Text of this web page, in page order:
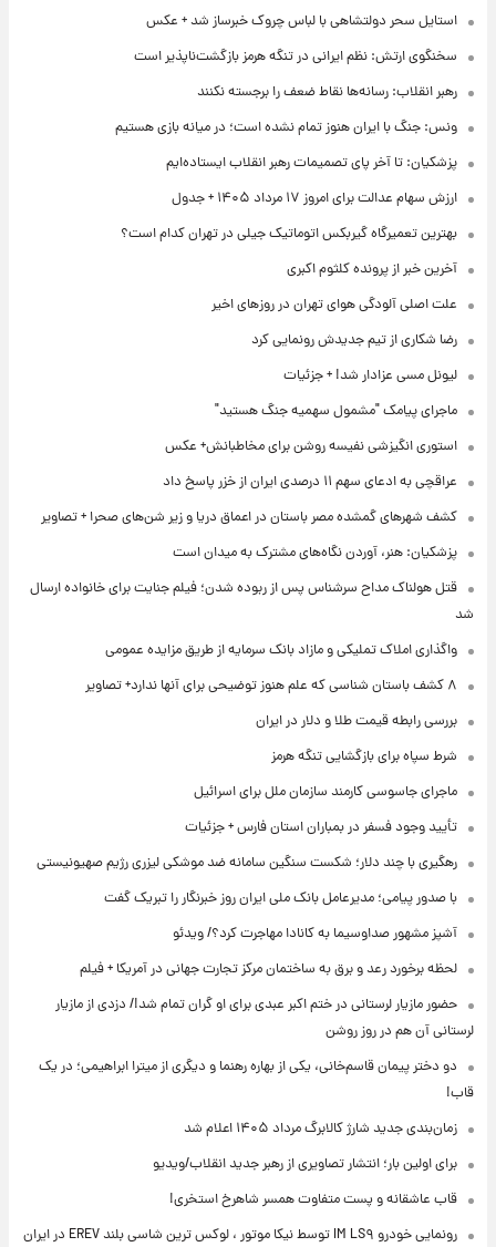
استایل سحر دولتشاهی با لباس چروک خبرساز شد + عکس
سخنگوی ارتش: نظم ایرانی در تنگه هرمز بازگشت‌ناپذیر است
رهبر انقلاب: رسانه‌ها نقاط ضعف را برجسته نکنند
ونس: جنگ با ایران هنوز تمام نشده است؛ در میانه بازی هستیم
پزشکیان: تا آخر پای تصمیمات رهبر انقلاب ایستاده‌ایم
ارزش سهام عدالت برای امروز ۱۷ مرداد ۱۴۰۵ + جدول
بهترین تعمیرگاه گیربکس اتوماتیک جیلی در تهران کدام است؟
آخرین خبر از پرونده کلثوم اکبری
علت اصلی آلودگی هوای تهران در روزهای اخیر
رضا شکاری از تیم جدیدش رونمایی کرد
لیونل مسی عزادار شد! + جزئیات
ماجرای پیامک "مشمول سهمیه جنگ هستید"
استوری انگیزشی نفیسه روشن برای مخاطبانش+ عکس
عراقچی به ادعای سهم ۱۱ درصدی ایران از خزر پاسخ داد
کشف شهرهای گمشده مصر باستان در اعماق دریا و زیر شن‌های صحرا + تصاویر
پزشکیان: هنر، آوردن نگاه‌های مشترک به میدان است
قتل هولناک مداح سرشناس پس از ربوده شدن؛ فیلم جنایت برای خانواده ارسال
شد
واگذاری املاک تملیکی و مازاد بانک سرمایه از طریق مزایده عمومی
۸ کشف باستان شناسی که علم هنوز توضیحی برای آنها ندارد+ تصاویر
بررسی رابطه قیمت طلا و دلار در ایران
شرط سپاه برای بازگشایی تنگه هرمز
ماجرای جاسوسی کارمند سازمان ملل برای اسرائیل
تأیید وجود فسفر در بمباران استان فارس + جزئیات
رهگیری با چند دلار؛ شکست سنگین سامانه ضد موشکی لیزری رژیم صهیونیستی
با صدور پیامی؛ مدیرعامل بانک ملی ایران روز خبرنگار را تبریک گفت
آشپز مشهور صداوسیما به کانادا مهاجرت کرد؟/ ویدئو
لحظه برخورد رعد و برق به ساختمان مرکز تجارت جهانی در آمریکا + فیلم
حضور مازیار لرستانی در ختم اکبر عبدی برای او گران تمام شد!/ دزدی از مازیار
لرستانی آن هم در روز روشن
دو دختر پیمان قاسم‌خانی، یکی از بهاره رهنما و دیگری از میترا ابراهیمی؛ در یک
قاب!
زمان‌بندی جدید شارژ کالابرگ مرداد ۱۴۰۵ اعلام شد
برای اولین بار؛ انتشار تصاویری از رهبر جدید انقلاب/ویدیو
قاب عاشقانه و پست متفاوت همسر شاهرخ استخری!
رونمایی خودرو IM LS۹ توسط نیکا موتور ، لوکس ترین شاسی بلند EREV در ایران